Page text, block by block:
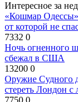
Интересное за
«Кошмар Одессы»:
от которой не
7332 0
Ночь огненного
сбежал в США
13200 0
Оружие Судного
стереть Лондон